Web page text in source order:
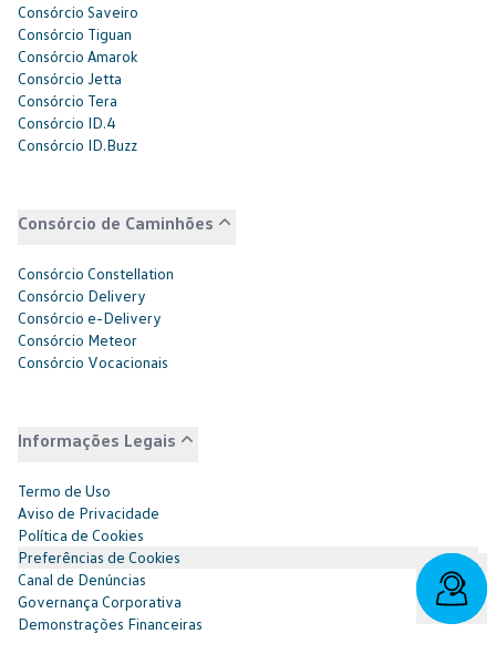
Consórcio Saveiro
Consórcio Tiguan
Consórcio Amarok
Consórcio Jetta
Consórcio Tera
Consórcio ID.4
Consórcio ID.Buzz
Consórcio de Caminhões
Consórcio Constellation
Consórcio Delivery
Consórcio e-Delivery
Consórcio Meteor
Consórcio Vocacionais
Informações Legais
Termo de Uso
Aviso de Privacidade
Política de Cookies
Preferências de Cookies
Canal de Denúncias
Governança Corporativa
Demonstrações Financeiras